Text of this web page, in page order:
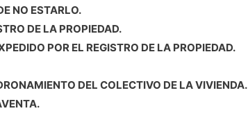
NO ESTARLO.
DE LA PROPIEDAD.
POR EL REGISTRO DE LA PROPIEDAD.
DEL COLECTIVO DE LA VIVIENDA.